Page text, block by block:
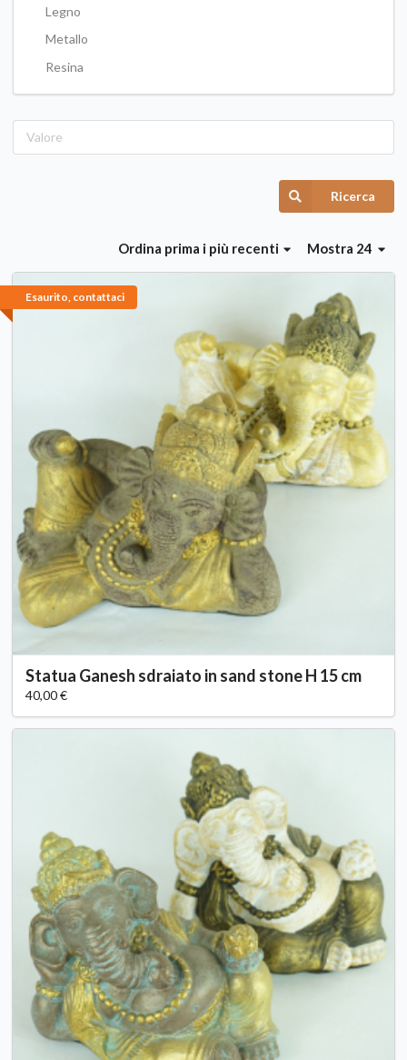
Legno
Metallo
Resina
Ricerca
Mostra 24
Ordina prima i più recenti
Esaurito, contattaci
Statua Ganesh sdraiato in sand stone H 15 cm
40,00 €